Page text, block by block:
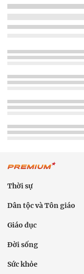
Thời sự
Dân tộc và Tôn giáo
Giáo dục
Đời sống
Sức khỏe